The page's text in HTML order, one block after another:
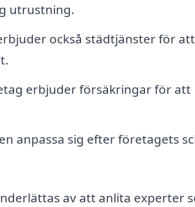
utrustning.
också städtjänster för att
erbjuder försäkringar för att
anpassa sig efter företagets
av att anlita experter